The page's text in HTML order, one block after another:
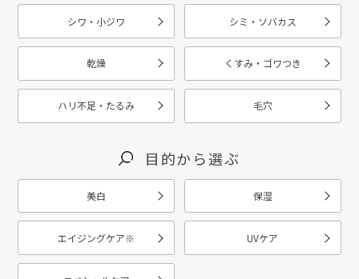
シワ・小ジワ シミ・ソバカス
乾燥 くすみ・ゴワつき
ハリ不足・たるみ 毛穴
目的から選ぶ
美白 保湿
エイジングケア※ UVケア